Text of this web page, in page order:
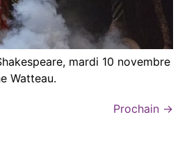
mardi 10 novembre
Watteau.
Prochain →